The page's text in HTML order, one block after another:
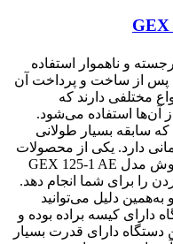
و ناهموار استفاده
از ساخت و پرداخت آن
مختلفی دارند که
آن‌ها استفاده می‌شود.
بسیار طولانی
دارد. یکی از محصولات
تولیدی این شرکت دستگاه سنباده‌زن بوش مدل GEX 125-1 AE
را برای شما انجام دهد.
توان است و به‌همین دلیل می‌توانید
دارای کیسه براده بوده و
دارای قدرت بسیار